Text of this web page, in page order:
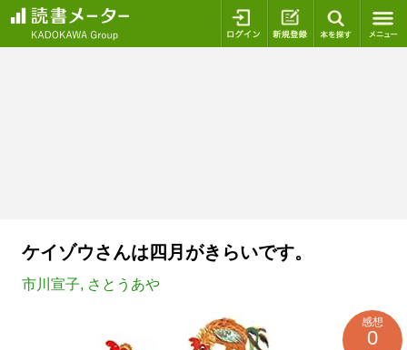
ログイン 新規登録
ケイゾウさんは四月がきらいです。
市川宣子, さとうあや
感想
0